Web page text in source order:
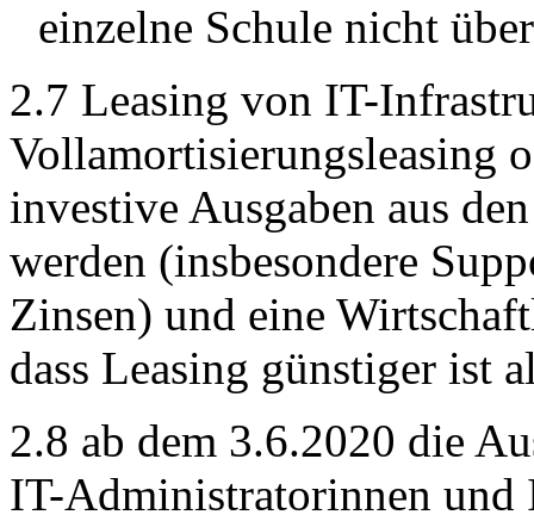
einzelne Schule nicht
2.7 Leasing von IT-
Vollamortisierungsleasing
investive Ausgaben aus
werden (insbesondere
Zinsen) und eine
dass Leasing günstiger ist
2.8 ab dem 3.6.2020 die
IT-Administratorinnen